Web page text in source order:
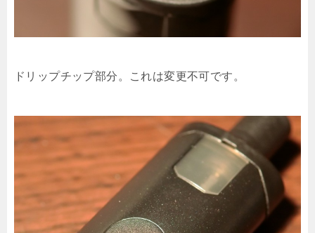
ドリップチップ部分。これは変更不可です。